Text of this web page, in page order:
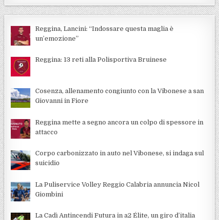
Reggina, Lancini: “Indossare questa maglia è
un’emozione”
Reggina: 13 reti alla Polisportiva Bruinese
Cosenza, allenamento congiunto con la Vibonese a san
Giovanni in Fiore
Reggina mette a segno ancora un colpo di spessore in
attacco
Corpo carbonizzato in auto nel Vibonese, si indaga sul
suicidio
La Puliservice Volley Reggio Calabria annuncia Nicol
Giombini
La Cadì Antincendi Futura in a2 Élite, un giro d’italia